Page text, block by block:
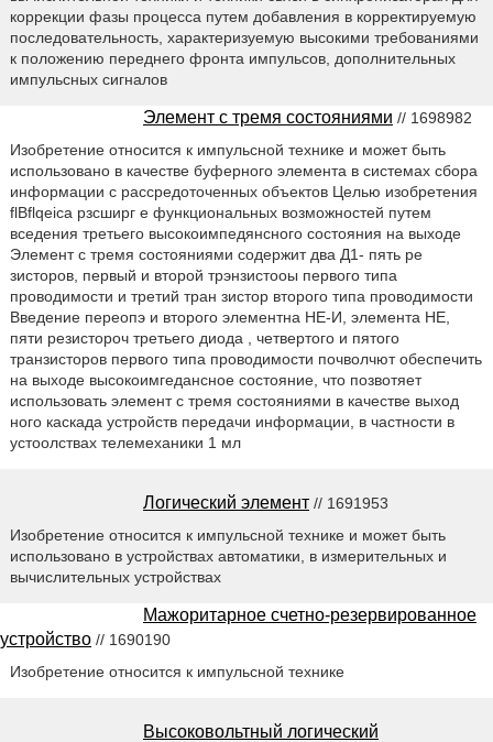
коррекции фазы процесса путем добавления в корректируемую
последовательность, характеризуемую высокими требованиями
к положению переднего фронта импульсов, дополнительных
импульсных сигналов
Элемент с тремя состояниями // 1698982
Изобретение относится к импульсной технике и может быть
использовано в качестве буферного элемента в системах сбора
информации с рассредоточенных объектов Целью изобретения
flBflqeica рзсширг е функциональных возможностей путем
вседения третьего высокоимпедянсного состояния на выходе
Элемент с тремя состояниями содержит два Д1- пять ре
зисторов, первый и второй трэнзистооы первого типа
проводимости и третий тран зистор второго типа проводимости
Введение переопэ и второго элементна НЕ-И, элемента НЕ,
пяти резистороч третьего диода , четвертого и пятого
транзисторов первого типа проводимости почволчют обеспечить
на выходе высокоимгедансное состояние, что позвотяет
использовать элемент с тремя состояниями в качестве выход
ного каскада устройств передачи информации, в частности в
устоолствах телемеханики 1 мл
Логический элемент // 1691953
Изобретение относится к импульсной технике и может быть
использовано в устройствах автоматики, в измерительных и
вычислительных устройствах
Мажоритарное счетно-резервированное
устройство // 1690190
Изобретение относится к импульсной технике
Высоковольтный логический